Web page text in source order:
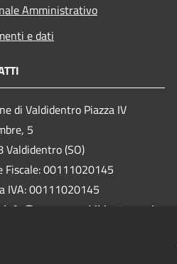
Amministrativo
e dati
di Valdidentro Piazza IV
5
Valdidentro (SO)
Fiscale: 00111020145
IVA: 00111020145
info@comune.valdidentro.so.it